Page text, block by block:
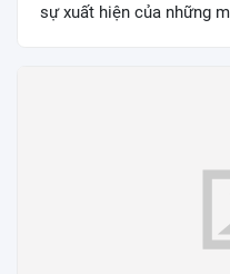
sự xuất hiện của những